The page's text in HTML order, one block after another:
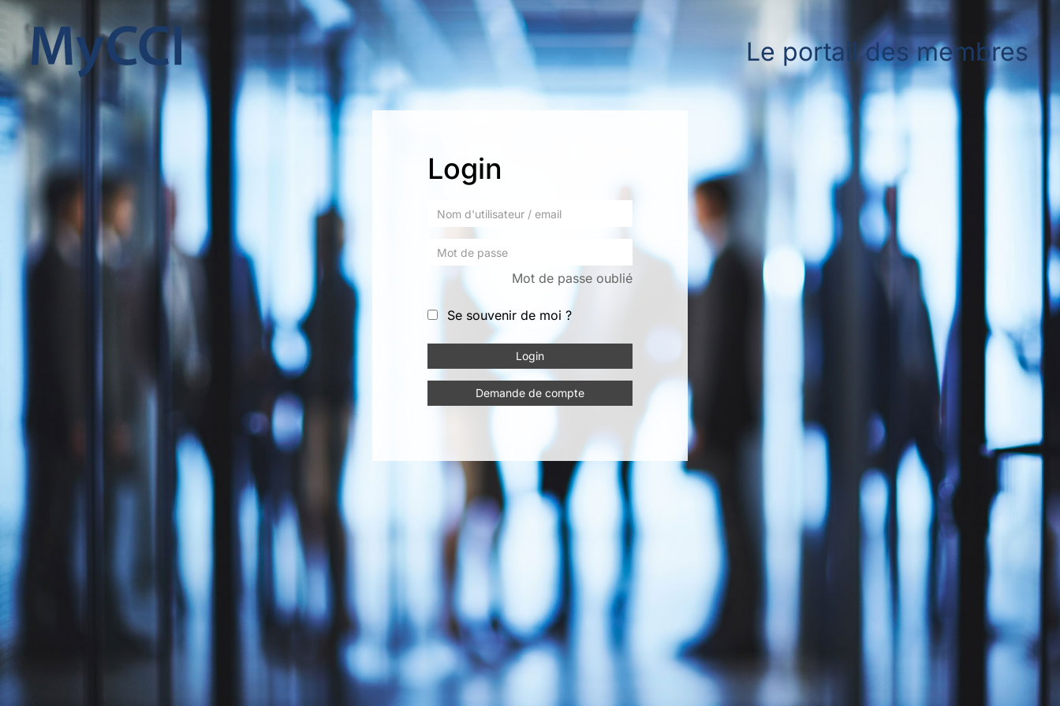
Le portail des membres
Login
Mot de passe oublié
Se souvenir de moi ?
Demande de compte